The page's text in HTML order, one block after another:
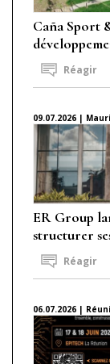
Caña Sport
Réagir
09.07.2026 |
ER Group
structurer
Réagir
06.07.2026 |